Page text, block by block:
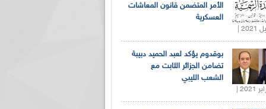
الأمر المتضمن قانون المعاشات
العسكرية
بوقدوم يؤكد لعبد الحميد دبيبة
تضامن الجزائر الثابت مع
الشعب الليبي